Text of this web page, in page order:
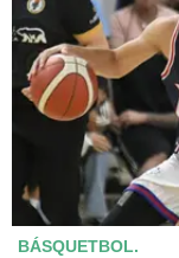
BÁSQUETBOL.